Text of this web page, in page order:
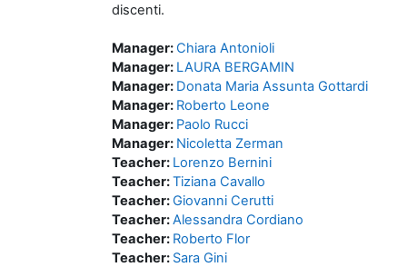
discenti.
Manager:Chiara Antonioli
Manager: LAURA BERGAMIN
Manager: Donata Maria Assunta Gottardi
Manager: Roberto Leone
Manager: Paolo Rucci
Manager: Nicoletta Zerman
Teacher: Lorenzo Bernini
Teacher:Tiziana Cavallo
Teacher:Giovanni Cerutti
Teacher:Alessandra Cordiano
Teacher: Roberto Flor
Teacher: Sara Gini